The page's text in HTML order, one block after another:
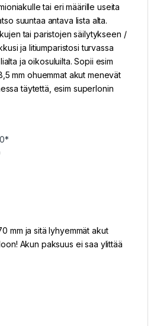
tai eri määrille useita
suuntaa antava lista alta.
tai paristojen säilytykseen /
ja litiumparistosi turvassa
ja oikosuluilta. Sopii esim
mm ohuemmat akut menevät
täytettä, esim superlonin
mm ja sitä lyhyemmät akut
Akun paksuus ei saa ylittää